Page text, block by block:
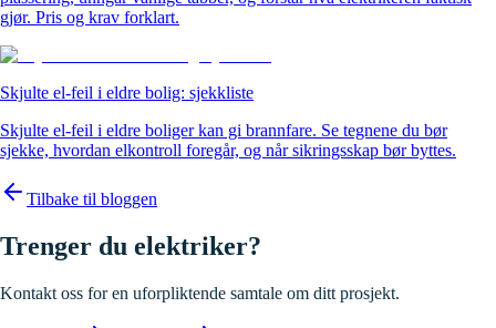
gjør. Pris og krav forklart.
Skjulte el-feil i eldre bolig: sjekkliste
Skjulte el-feil i eldre boliger kan gi brannfare. Se tegnene du bør
sjekke, hvordan elkontroll foregår, og når sikringsskap bør byttes.
Tilbake til bloggen
Trenger du elektriker?
Kontakt oss for en uforpliktende samtale om ditt prosjekt.